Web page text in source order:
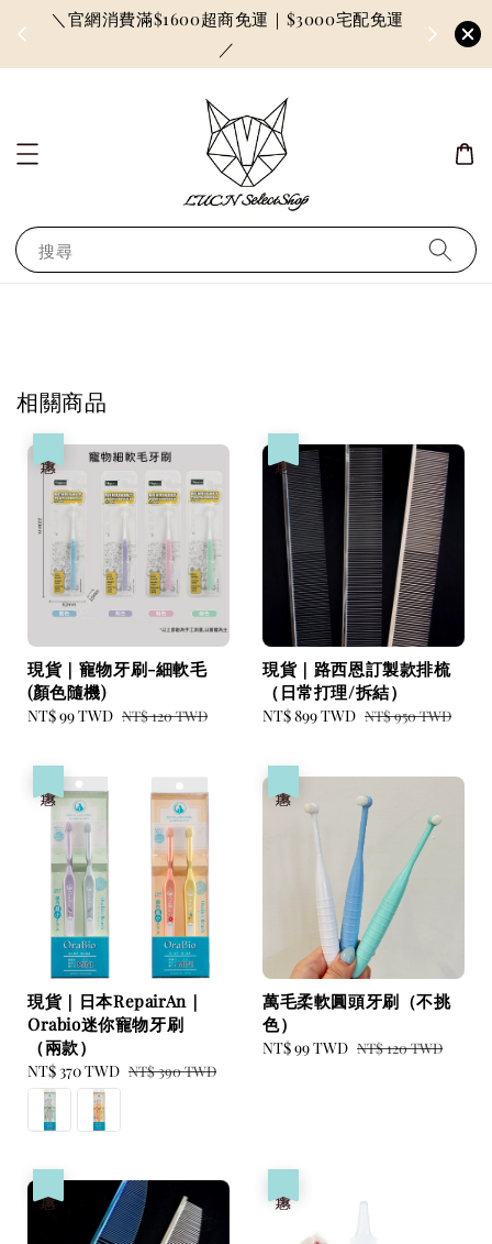
＼官網消費滿$1600超商免運｜$3000宅配免運
／
因訂單
搜尋
相關商品
現貨｜寵物牙刷-細軟毛
(顏色隨機)
Sale
NT$ 99 TWD Regular
NT$ 120 TWD
現貨｜路西恩訂製款排梳
（日常打理/拆結）
Sale
NT$ 899 TWD Regular
NT$ 950 TWD
現貨｜日本RepairAn｜
Orabio迷你寵物牙刷
（兩款）
Sale
price
NT$ 370 TWD Regular
NT$ 390 TWD
萬毛柔軟圓頭牙刷（不挑
色）
Sale
NT$ 99 TWD Regular
NT$ 120 TWD